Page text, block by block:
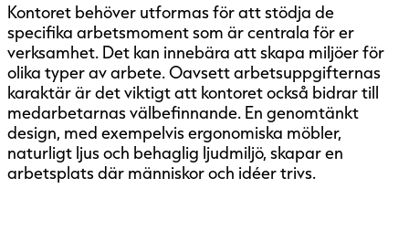
Kontoret behöver utformas för att stödja de
specifika arbetsmoment som är centrala för er
verksamhet. Det kan innebära att skapa miljöer för
olika typer av arbete. Oavsett arbetsuppgifternas
karaktär är det viktigt att kontoret också bidrar till
medarbetarnas välbefinnande. En genomtänkt
design, med exempelvis ergonomiska möbler,
naturligt ljus och behaglig ljudmiljö, skapar en
arbetsplats där människor och idéer trivs.